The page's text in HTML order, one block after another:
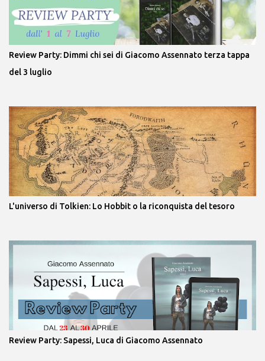
Review Party: Dimmi chi sei di Giacomo Assennato terza tappa
del 3 luglio
L'universo di Tolkien: Lo Hobbit o la riconquista del tesoro
Review Party: Sapessi, Luca di Giacomo Assennato